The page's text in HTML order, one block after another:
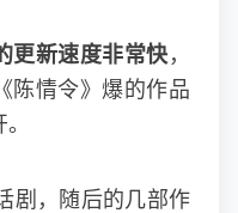
更新速度非常快 ，
陈情令》爆的作品
剧，随后的几部作